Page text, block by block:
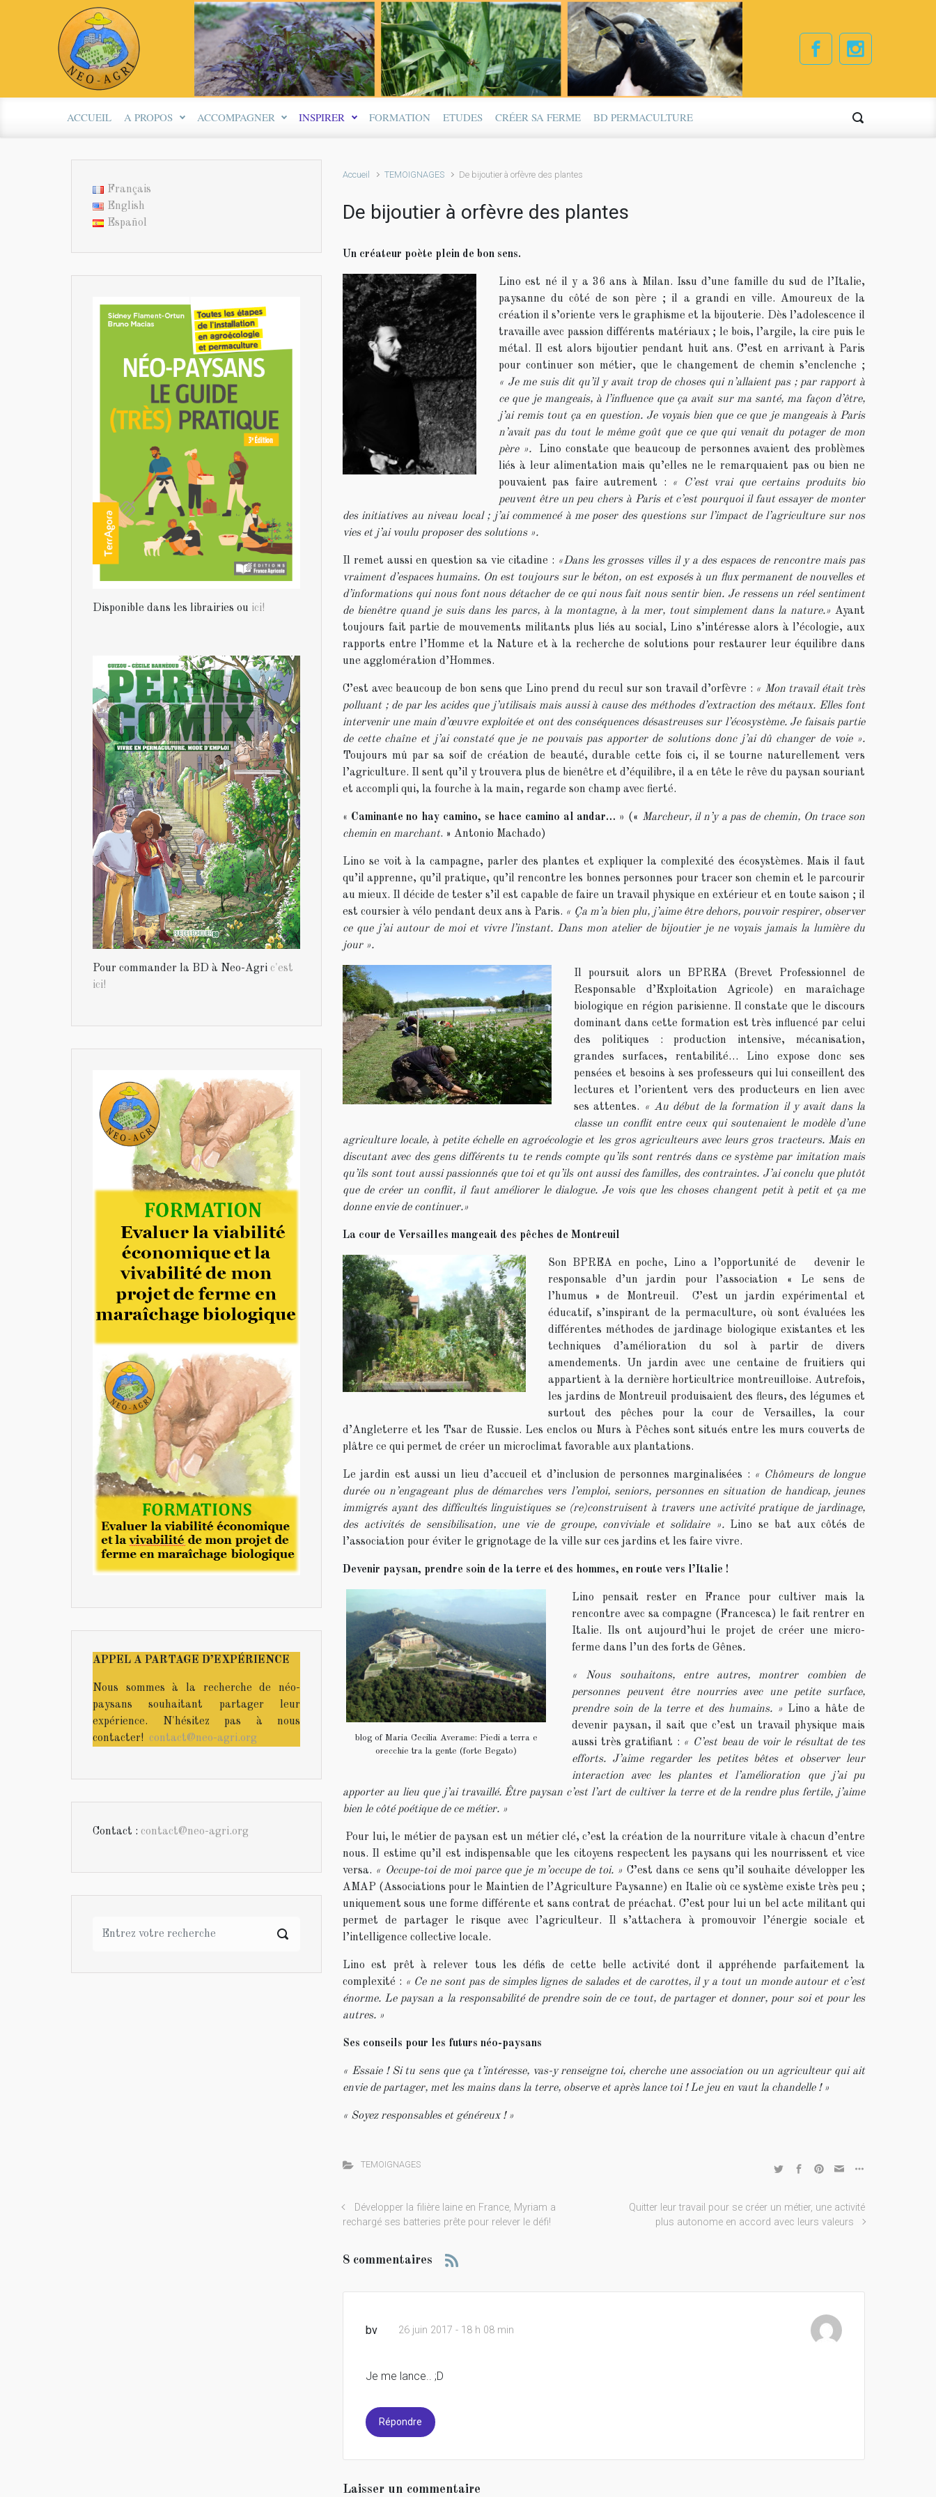
Skip to main content
ACCUEIL A PROPOS ACCOMPAGNER INSPIRER FORMATION ETUDES CRÉER SA FERME BD PERMACULTURE
Accueil TEMOIGNAGES De bijoutier à orfèvre des plantes
De bijoutier à orfèvre des plantes
Un créateur poète plein de bon sens.
Lino est né il y a 36 ans à Milan. Issu d’une famille du sud de l’Italie,
paysanne du côté de son père ; il a grandi en ville. Amoureux de la
création il s’oriente vers le graphisme et la bijouterie. Dès l’adolescence il
travaille avec passion différents matériaux ; le bois, l’argile, la cire puis le
métal. Il est alors bijoutier pendant huit ans. C’est en arrivant à Paris
pour continuer son métier, que le changement de chemin s’enclenche ;
« Je me suis dit qu’il y avait trop de choses qui n’allaient pas ; par rapport à
ce que je mangeais, à l’influence que ça avait sur ma santé, ma façon d’être,
j’ai remis tout ça en question. Je voyais bien que ce que je mangeais à Paris
n’avait pas du tout le même goût que ce que qui venait du potager de mon
père ». Lino constate que beaucoup de personnes avaient des problèmes
liés à leur alimentation mais qu’elles ne le remarquaient pas ou bien ne
pouvaient pas faire autrement :
« C’est vrai que certains produits bio
peuvent être un peu chers à Paris et c’est pourquoi il faut essayer de monter
des initiatives au niveau local ; j’ai commencé à me poser des questions sur l’impact de l’agriculture sur nos
vies et j’ai voulu proposer des solutions ».
Il remet aussi en question sa vie citadine : «Dans les grosses villes il y a des espaces de rencontre mais pas
vraiment d’espaces humains. On est toujours sur le béton, on est exposés à un flux permanent de nouvelles et
d’informations qui nous font nous détacher de ce qui nous fait nous sentir bien. Je ressens un réel sentiment
de bienêtre quand je suis dans les parcs, à la montagne, à la mer, tout simplement dans la nature.» Ayant
toujours fait partie de mouvements militants plus liés au social, Lino s’intéresse alors à l’écologie, aux
rapports entre l’Homme et la Nature et à la recherche de solutions pour restaurer leur équilibre dans
une agglomération d’Hommes.
C’est avec beaucoup de bon sens que Lino prend du recul sur son travail d’orfèvre : « Mon travail était très
polluant ; de par les acides que j’utilisais mais aussi à cause des méthodes d’extraction des métaux. Elles font
intervenir une main d’œuvre exploitée et ont des conséquences désastreuses sur l’écosystème. Je faisais partie
de cette chaîne et j’ai constaté que je ne pouvais pas apporter de solutions donc j’ai dû changer de voie ».
Toujours mû par sa soif de création de beauté, durable cette fois ci, il se tourne naturellement vers
l’agriculture. Il sent qu’il y trouvera plus de bienêtre et d’équilibre, il a en tête le rêve du paysan souriant
et accompli qui, la fourche à la main, regarde son champ avec fierté.
« Caminante no hay camino, se hace camino al andar… » (« Marcheur, il n’y a pas de chemin, On trace son
chemin en marchant. » Antonio Machado)
Lino se voit à la campagne, parler des plantes et expliquer la complexité des écosystèmes. Mais il faut
qu’il apprenne, qu’il pratique, qu’il rencontre les bonnes personnes pour tracer son chemin et le parcourir
au mieux. Il décide de tester s’il est capable de faire un travail physique en extérieur et en toute saison ; il
est coursier à vélo pendant deux ans à Paris. « Ça m’a bien plu, j’aime être dehors, pouvoir respirer, observer
ce que j’ai autour de moi et vivre l’instant. Dans mon atelier de bijoutier je ne voyais jamais la lumière du
jour ».
Il poursuit alors un BPREA (Brevet Professionnel de
Responsable d’Exploitation Agricole) en maraîchage
biologique en région parisienne. Il constate que le discours
dominant dans cette formation est très influencé par celui
des politiques : production intensive, mécanisation,
grandes surfaces, rentabilité… Lino expose donc ses
pensées et besoins à ses professeurs qui lui conseillent des
lectures et l’orientent vers des producteurs en lien avec
ses attentes.
« Au début de la formation il y avait dans la
classe un conflit entre ceux qui soutenaient le modèle d’une
agriculture locale, à petite échelle en agroécologie et les gros agriculteurs avec leurs gros tracteurs. Mais en
discutant avec des gens différents tu te rends compte qu’ils sont rentrés dans ce système par imitation mais
qu’ils sont tout aussi passionnés que toi et qu’ils ont aussi des familles, des contraintes. J’ai conclu que plutôt
que de créer un conflit, il faut améliorer le dialogue. Je vois que les choses changent petit à petit et ça me
donne envie de continuer.»
La cour de Versailles mangeait des pêches de Montreuil
Son BPREA en poche, Lino a l’opportunité de devenir le
responsable d’un jardin pour l’association « Le sens de
l’humus » de Montreuil. C’est un jardin expérimental et
éducatif, s’inspirant de la permaculture, où sont évaluées les
différentes méthodes de jardinage biologique existantes et les
techniques d’amélioration du sol à partir de divers
amendements. Un jardin avec une centaine de fruitiers qui
appartient à la dernière horticultrice montreuilloise. Autrefois,
les jardins de Montreuil produisaient des fleurs, des légumes et
surtout des pêches pour la cour de Versailles, la cour
d’Angleterre et les Tsar de Russie. Les enclos ou Murs à Pêches sont situés entre les murs couverts de
plâtre ce qui permet de créer un microclimat favorable aux plantations.
Le jardin est aussi un lieu d’accueil et d’inclusion de personnes marginalisées : « Chômeurs de longue
durée ou n’engageant plus de démarches vers l’emploi, seniors, personnes en situation de handicap, jeunes
immigrés ayant des difficultés linguistiques se (re)construisent à travers une activité pratique de jardinage,
des activités de sensibilisation, une vie de groupe, conviviale et solidaire ».Lino se bat aux côtés de
l’association pour éviter le grignotage de la ville sur ces jardins et les faire vivre.
Devenir paysan, prendre soin de la terre et des hommes, en route vers l’Italie !
blog of Maria Cecilia Averame: Piedi a terra e
orecchie tra la gente (forte Begato)
Lino pensait rester en France pour cultiver mais la
rencontre avec sa compagne (Francesca) le fait rentrer en
Italie. Ils ont aujourd’hui le projet de créer une micro-
ferme dans l’un des forts de Gênes.
« Nous souhaitons, entre autres, montrer combien de
personnes peuvent être nourries avec une petite surface,
prendre soin de la terre et des humains. » Lino a hâte de
devenir paysan, il sait que c’est un travail physique mais
aussi très gratifiant : « C’est beau de voir le résultat de tes
efforts. J’aime regarder les petites bêtes et observer leur
interaction avec les plantes et l’amélioration que j’ai pu
apporter au lieu que j’ai travaillé. Être paysan c’est l’art de cultiver la terre et de la rendre plus fertile, j’aime
bien le côté poétique de ce métier. »
Pour lui, le métier de paysan est un métier clé, c’est la création de la nourriture vitale à chacun d’entre
nous. Il estime qu’il est indispensable que les citoyens respectent les paysans qui les nourrissent et vice
versa. « Occupe-toi de moi parce que je m’occupe de toi. » C’est dans ce sens qu’il souhaite développer les
AMAP (Associations pour le Maintien de l’Agriculture Paysanne) en Italie où ce système existe très peu ;
uniquement sous une forme différente et sans contrat de préachat. C’est pour lui un bel acte militant qui
permet de partager le risque avec l’agriculteur. Il s’attachera à promouvoir l’énergie sociale et
l’intelligence collective locale.
Lino est prêt à relever tous les défis de cette belle activité dont il appréhende parfaitement la
complexité : « Ce ne sont pas de simples lignes de salades et de carottes, il y a tout un monde autour et c’est
énorme. Le paysan a la responsabilité de prendre soin de ce tout, de partager et donner, pour soi et pour les
autres. »
Ses conseils pour les futurs néo-paysans
« Essaie ! Si tu sens que ça t’intéresse, vas-y renseigne toi, cherche une association ou un agriculteur qui ait
envie de partager, met les mains dans la terre, observe et après lance toi ! Le jeu en vaut la chandelle ! »
« Soyez responsables et généreux ! »
TEMOIGNAGES
Développer la filière laine en France, Myriam a
rechargé ses batteries prête pour relever le défi!
Quitter leur travail pour se créer un métier, une activité
plus autonome en accord avec leurs valeurs
8 commentaires
bv 26 juin 2017 - 18 h 08 min
Je me lance.. ;D
Répondre
Laisser un commentaire
Français
English
Español
Disponible dans les librairies ou ici!
Pour commander la BD à Neo-Agri c'est
ici!
APPEL A PARTAGE D’EXPÉRIENCE
Nous sommes à la recherche de néo-
paysans souhaitant partager leur
expérience. N'hésitez pas à nous
contacter! contact@neo-agri.org
Contact : contact@neo-agri.org